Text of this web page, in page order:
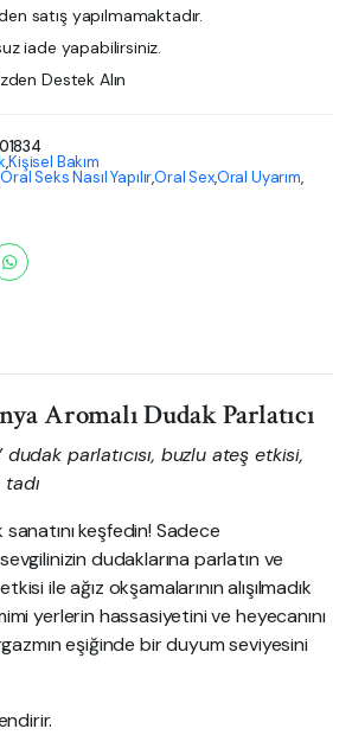
satış yapılmamaktadır.
iade yapabilirsiniz.
Destek Alın
,Kişisel Bakım
Oral Seks Nasıl Yapılır,Oral Sex,Oral Uyarım,
Aromalı Dudak Parlatıcı
dudak parlatıcısı, buzlu ateş etkisi,
keşfedin! Sadece
dudaklarına parlatın ve
ile ağız okşamalarının alışılmadık
yerlerin hassasiyetini ve heyecanını
eşiğinde bir duyum seviyesini